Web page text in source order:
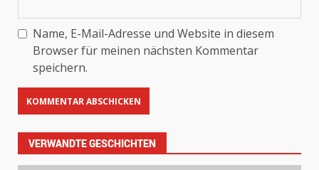
Name, E-Mail-Adresse und Website in diesem
Browser für meinen nächsten Kommentar
speichern.
VERWANDTE GESCHICHTEN